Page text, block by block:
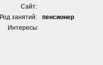
Сайт:
Род занятий:
пенсионер
Интересы: